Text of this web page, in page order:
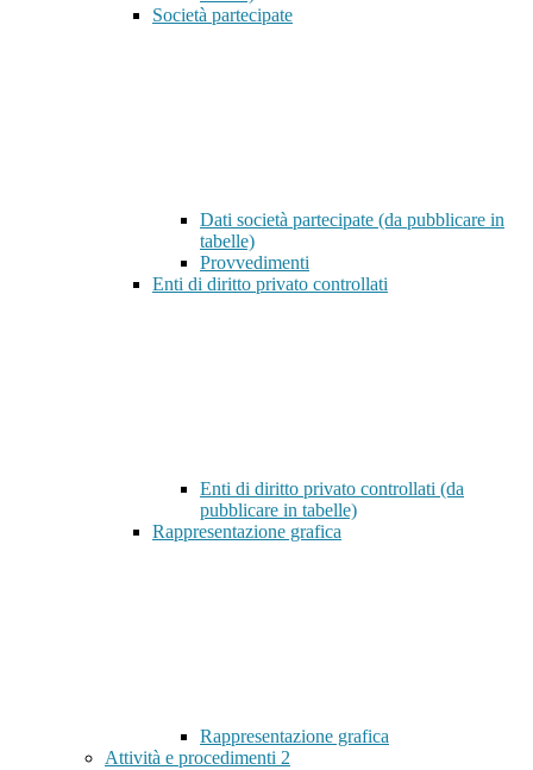
Società partecipate
Dati società partecipate (da pubblicare in
tabelle)
Provvedimenti
Enti di diritto privato controllati
Enti di diritto privato controllati (da
pubblicare in tabelle)
Rappresentazione grafica
Rappresentazione grafica
Attività e procedimenti 2